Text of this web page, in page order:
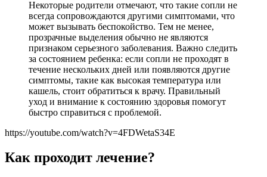
Некоторые родители отмечают, что такие сопли не
всегда сопровождаются другими симптомами, что
может вызывать беспокойство. Тем не менее,
прозрачные выделения обычно не являются
признаком серьезного заболевания. Важно следить
за состоянием ребенка: если сопли не проходят в
течение нескольких дней или появляются другие
симптомы, такие как высокая температура или
кашель, стоит обратиться к врачу. Правильный
уход и внимание к состоянию здоровья помогут
быстро справиться с проблемой.
https://youtube.com/watch?v=4FDWetaS34E
Как проходит лечение?